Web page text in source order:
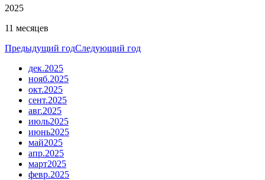
2025
11 месяцев
Предыдущий годСледующий год
дек.2025
нояб.2025
окт.2025
сент.2025
авг.2025
июль2025
июнь2025
май2025
апр.2025
март2025
февр.2025